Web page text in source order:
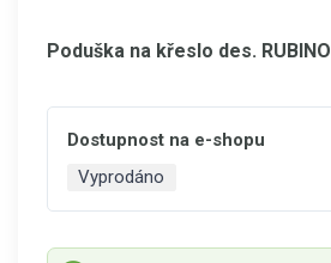
Poduška na křeslo des. RUBINO
Dostupnost na e-shopu
Vyprodáno